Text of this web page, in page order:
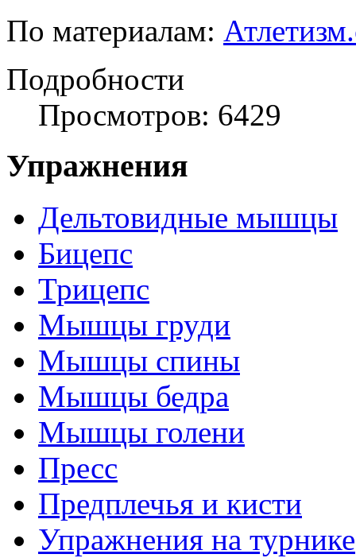
По материалам:
Подробности
Просмотров: 6429
Упражнения
Дельтовидные мышцы
Бицепс
Трицепс
Мышцы груди
Мышцы спины
Мышцы бедра
Мышцы голени
Пресс
Предплечья и кисти
Упражнения на турнике